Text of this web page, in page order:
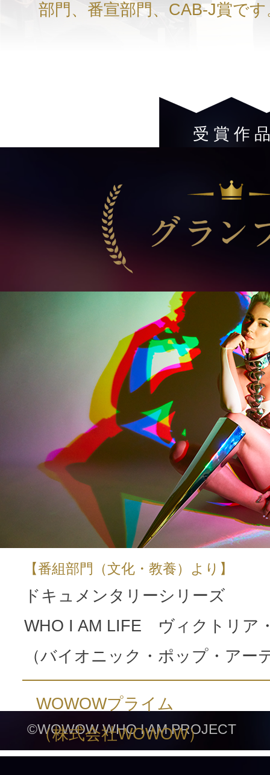
部門、番宣部門、CAB-J賞です
受 賞 作 品
【番組部門（文化・教養）より】
ドキュメンタリーシリーズ
WHO I AM LIFE ヴィクトリア
（バイオニック・ポップ・アー
WOWOWプライム
（株式会社WOWOW）
©WOWOW WHO I AM PROJECT